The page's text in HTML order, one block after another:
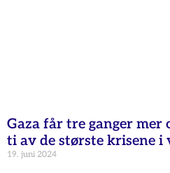
Gaza får tre ganger mer
ti av de største krisene i
19. juni 2024